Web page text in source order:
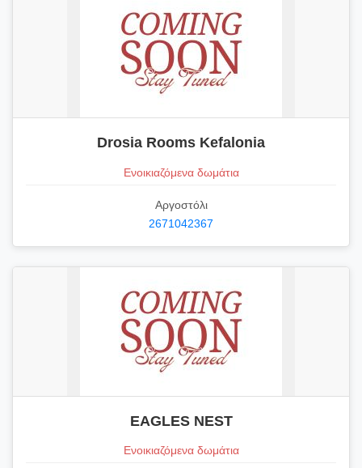
Drosia Rooms Kefalonia
Ενοικιαζόμενα δωμάτια
Αργοστόλι
2671042367
EAGLES NEST
Ενοικιαζόμενα δωμάτια